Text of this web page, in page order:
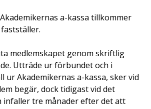
a-kassa tillkommer
medlemskapet genom skriftlig
Utträde ur förbundet och i
ur Akademikernas a-kassa, sker vid
begär, dock tidigast vid det
infaller tre månader efter det att